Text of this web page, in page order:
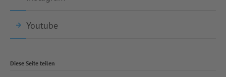
Youtube
Diese Seite teilen